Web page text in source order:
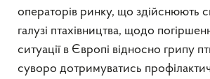
операторів ринку, що здійснюють
галузі птахівництва, щодо
ситуації в Європі відносно грипу
суворо дотримуватись